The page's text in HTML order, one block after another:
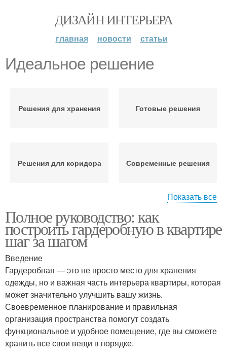
ДИЗАЙН ИНТЕРЬЕРА
главная новости статьи
Идеальное решение
Решения для хранения Готовые решения
Решения для коридора Современные решения
наполнения
решения
Решения с
индивидуальным
стилем
Решения для прихожей
Решение для
небольшой семьи
Показать все
Полное руководство: как
построить гардеробную в квартире
шаг за шагом
Введение
Гардеробная — это не просто место для хранения
одежды, но и важная часть интерьера квартиры, которая
может значительно улучшить вашу жизнь.
Своевременное планирование и правильная
организация пространства помогут создать
функциональное и удобное помещение, где вы сможете
хранить все свои вещи в порядке.